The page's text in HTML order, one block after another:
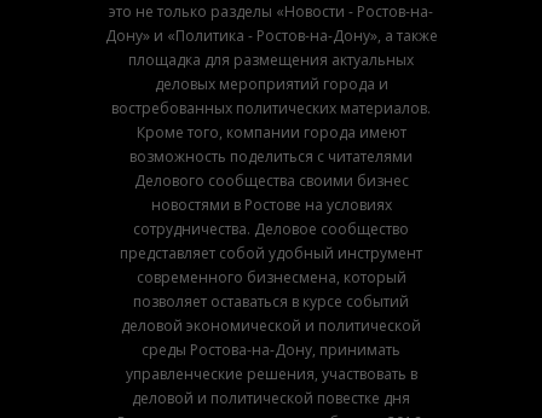
это не только разделы «Новости - Ростов-на-
Дону» и «Политика - Ростов-на-Дону», а также
площадка для размещения актуальных
деловых мероприятий города и
востребованных политических материалов.
Кроме того, компании города имеют
возможность поделиться с читателями
Делового сообщества своими бизнес
новостями в Ростове на условиях
сотрудничества. Деловое сообщество
представляет собой удобный инструмент
современного бизнесмена, который
позволяет оставаться в курсе событий
деловой экономической и политической
среды Ростова-на-Дону, принимать
управленческие решения, участвовать в
деловой и политической повестке дня